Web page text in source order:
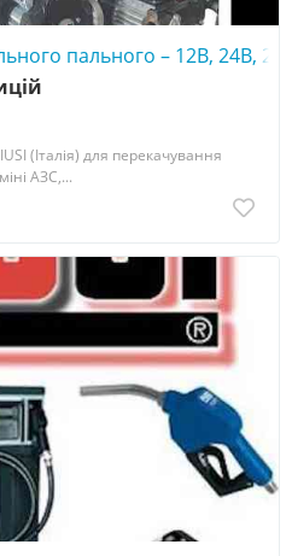
пального – 12В, 24В,
(Італія) для перекачування
АЗС,...